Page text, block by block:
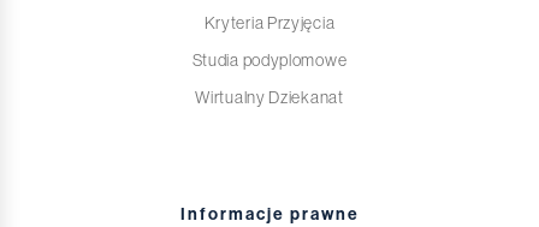
Kryteria Przyjęcia
Studia podyplomowe
Wirtualny Dziekanat
Informacje prawne